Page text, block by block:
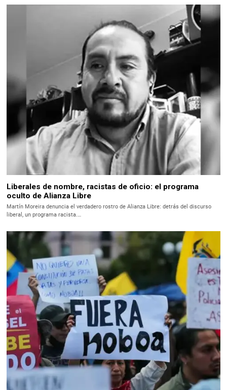
Liberales de nombre, racistas de oficio: el programa
oculto de Alianza Libre
Martín Moreira denuncia el verdadero rostro de Alianza Libre: detrás del discurso
liberal, un programa racista.…